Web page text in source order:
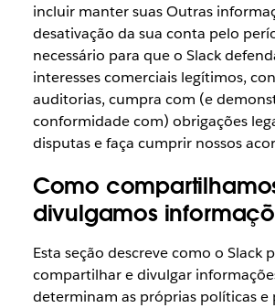
incluir manter suas Outras
desativação da sua conta pelo
necessário para que o Slack
interesses comerciais legítimos,
auditorias, cumpra com (e
conformidade com) obrigações
disputas e faça cumprir nossos
Como
divulgamos
Esta seção descreve como o Slack
compartilhar e divulgar
determinam as próprias políticas e